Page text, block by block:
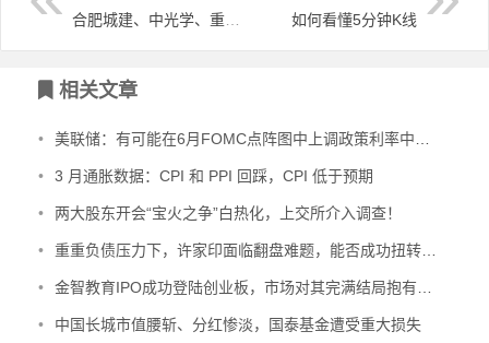
如何看懂5分钟K线
文章导航
相关文章
• 美联储：有可能在6月FOMC点阵图中上调政策利率中枢，将降息“指引”从3次削减至2次
• 3 月通胀数据：CPI 和 PPI 回踩，CPI 低于预期
• 两大股东开会“宝火之争”白热化，上交所介入调查！
• 重重负债压力下，许家印面临翻盘难题，能否成功扭转局面？
• 金智教育IPO成功登陆创业板，市场对其完满结局抱有何种期待？
• 中国长城市值腰斩、分红惨淡，国泰基金遭受重大损失